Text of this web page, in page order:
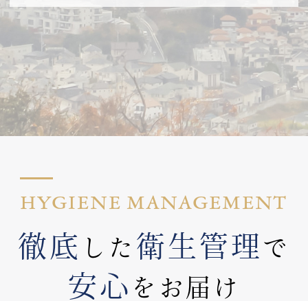
HYGIENE MANAGEMENT
徹底 した 衛生管理 で
安心 をお届け